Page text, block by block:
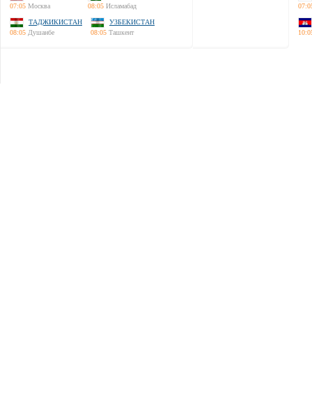
07:05 Москва
08:05 Исламабад
ТАДЖИКИСТАН
08:05 Душанбе
УЗБЕКИСТАН
08:05 Ташкент